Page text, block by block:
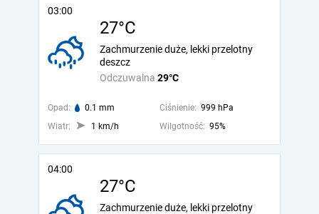
03:00
27°C
Odczuwalna 29°C
Zachmurzenie duże, lekki przelotny
deszcz
Opad: 0.1 mm Ciśnienie: 999 hPa
Wiatr:
1 km/h Wilgotność: 95%
04:00
27°C
Zachmurzenie duże, lekki przelotny